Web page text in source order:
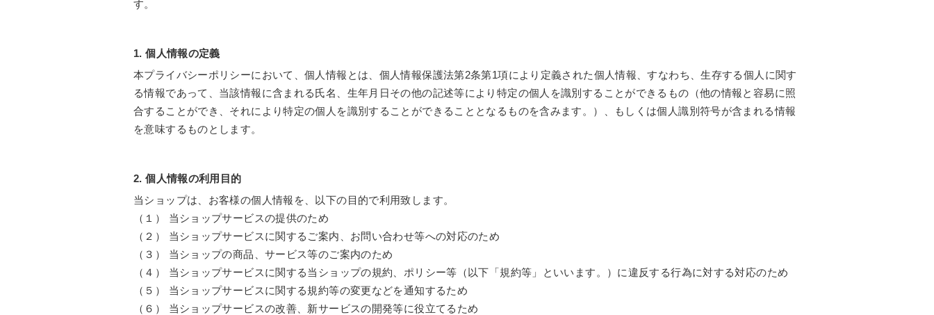
す。
1. 個人情報の定義
本プライバシーポリシーにおいて、個人情報とは、個人情報保護法第2条第1項により定義された個人情報、すなわち、生存する個人に関す
る情報であって、当該情報に含まれる氏名、生年月日その他の記述等により特定の個人を識別することができるもの（他の情報と容易に照
合することができ、それにより特定の個人を識別することができることとなるものを含みます。）、もしくは個人識別符号が含まれる情報
を意味するものとします。
2. 個人情報の利用目的
当ショップは、お客様の個人情報を、以下の目的で利用致します。
（１） 当ショップサービスの提供のため
（２） 当ショップサービスに関するご案内、お問い合わせ等への対応のため
（３） 当ショップの商品、サービス等のご案内のため
（４） 当ショップサービスに関する当ショップの規約、ポリシー等（以下「規約等」といいます。）に違反する行為に対する対応のため
（５） 当ショップサービスに関する規約等の変更などを通知するため
（６） 当ショップサービスの改善、新サービスの開発等に役立てるため